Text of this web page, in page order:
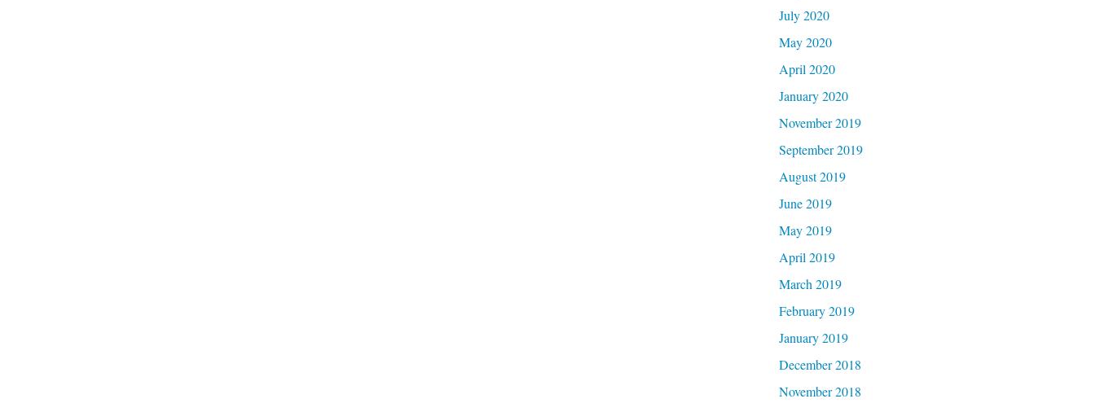
July 2020
May 2020
April 2020
January 2020
November 2019
September 2019
August 2019
June 2019
May 2019
April 2019
March 2019
February 2019
January 2019
December 2018
November 2018